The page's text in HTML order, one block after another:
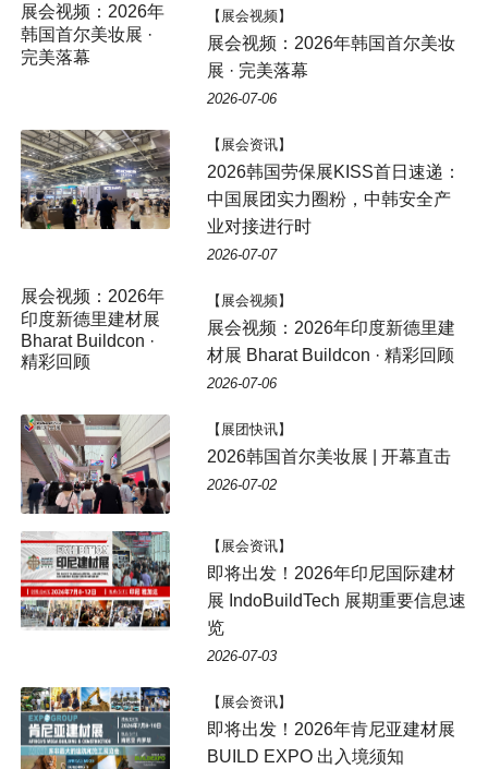
展会视频：2026年
韩国首尔美妆展 ·
完美落幕
【展会视频】
展会视频：2026年韩国首尔美妆
展 · 完美落幕
2026-07-06
【展会资讯】
2026韩国劳保展KISS首日速递：
中国展团实力圈粉，中韩安全产
业对接进行时
2026-07-07
展会视频：2026年
印度新德里建材展
Bharat Buildcon ·
精彩回顾
【展会视频】
展会视频：2026年印度新德里建
材展 Bharat Buildcon · 精彩回顾
2026-07-06
【展团快讯】
2026韩国首尔美妆展 | 开幕直击
2026-07-02
【展会资讯】
即将出发！2026年印尼国际建材
展 IndoBuildTech 展期重要信息速
览
2026-07-03
【展会资讯】
即将出发！2026年肯尼亚建材展
BUILD EXPO 出入境须知